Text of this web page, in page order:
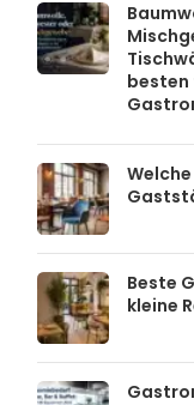
besten
Beste
kleine